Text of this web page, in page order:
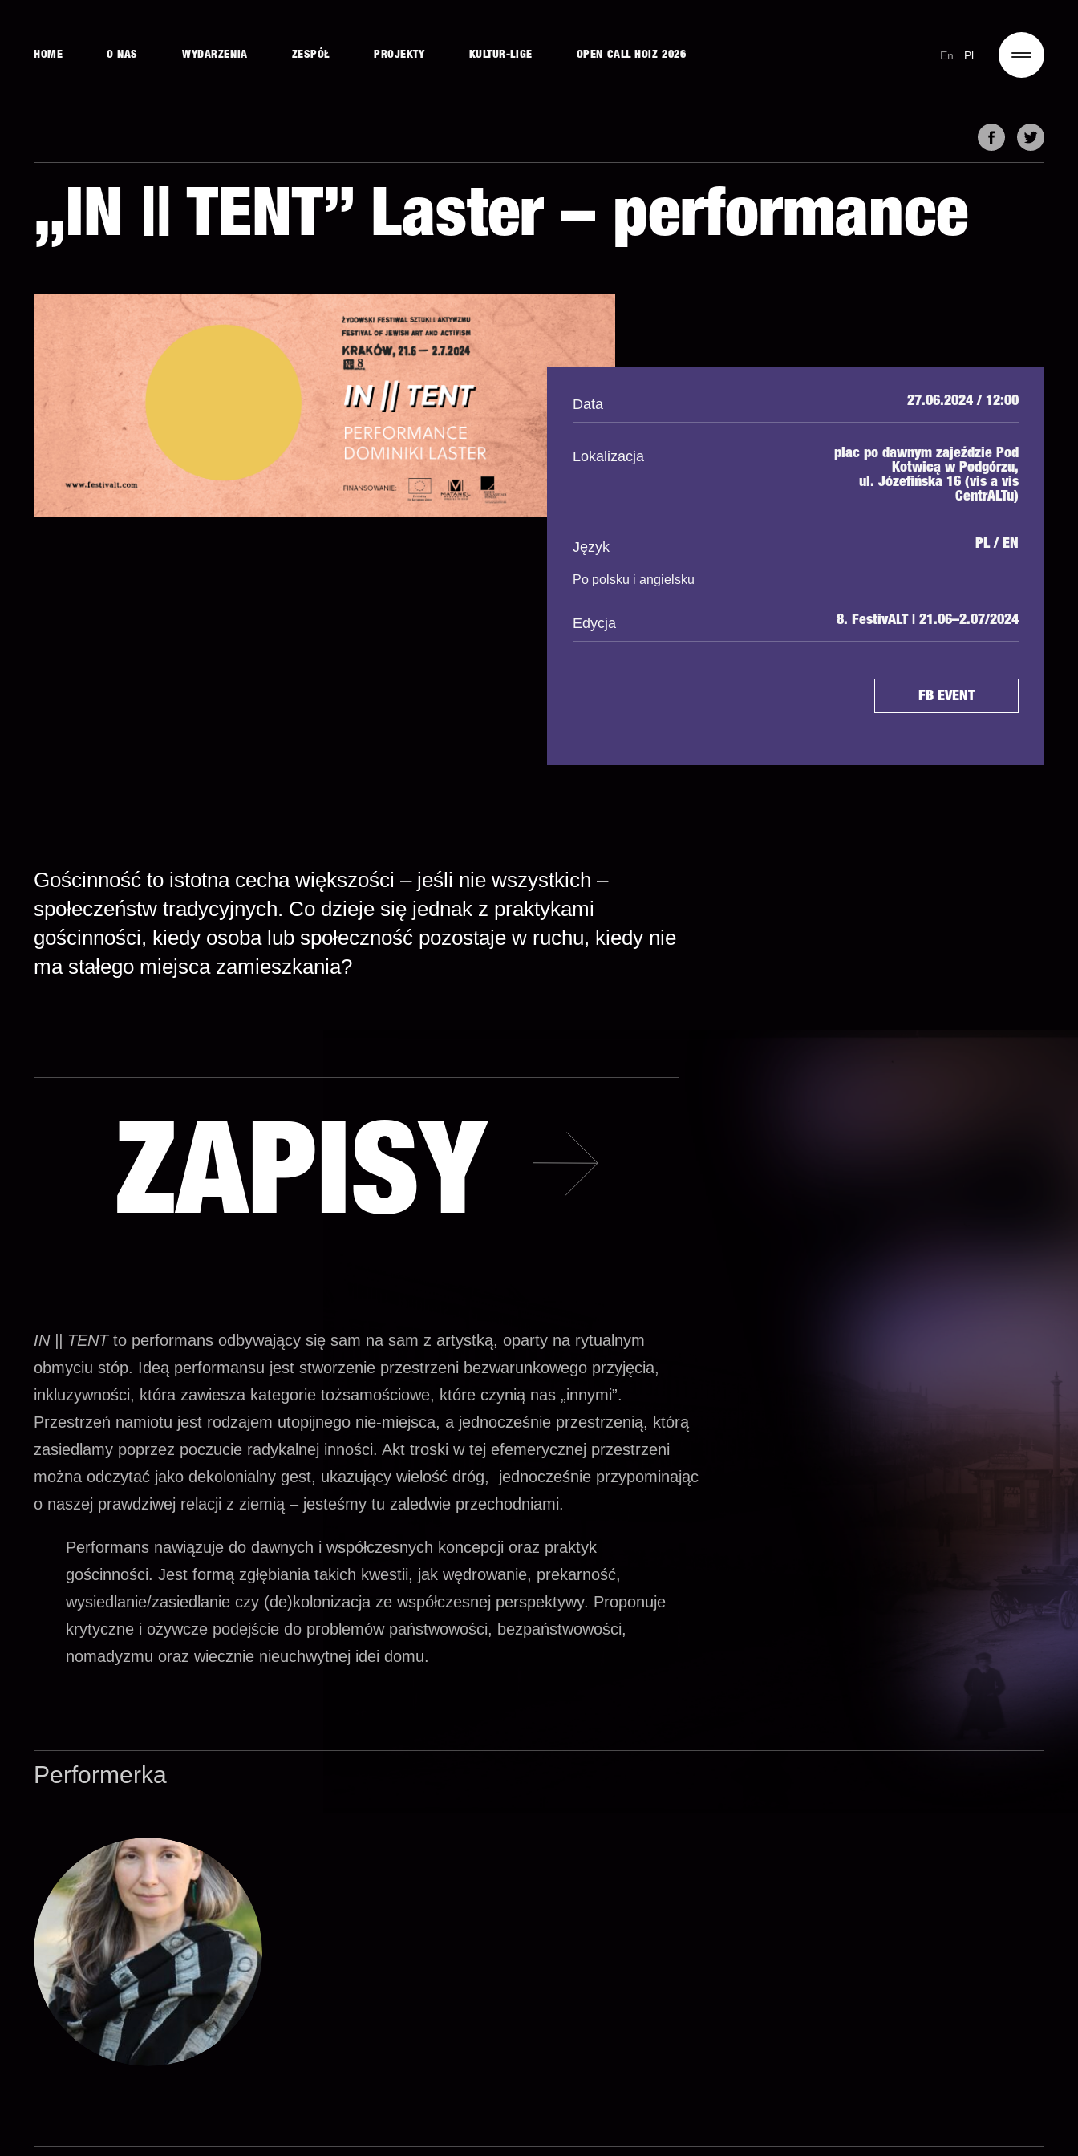
HOME O NAS WYDARZENIA ZESPÓŁ PROJEKTY KULTUR-LIGE OPEN CALL HOIZ 2026 Pl
En
„IN || TENT” Laster – performance
Data 27.06.2024 / 12:00
Lokalizacja
plac po dawnym zajeździe Pod
Kotwicą w Podgórzu,
ul. Józefińska 16 (vis a vis
CentrALTu)
Język PL / EN
Po polsku i angielsku
Edycja 8. FestivALT | 21.06–2.07/2024
FB EVENT
Gościnność to istotna cecha większości – jeśli nie wszystkich –
społeczeństw tradycyjnych. Co dzieje się jednak z praktykami
gościnności, kiedy osoba lub społeczność pozostaje w ruchu, kiedy nie
ma stałego miejsca zamieszkania?
ZAPISY
IN || TENTto performans odbywający się sam na sam z artystką, oparty na rytualnym
obmyciu stóp. Ideą performansu jest stworzenie przestrzeni bezwarunkowego przyjęcia,
inkluzywności, która zawiesza kategorie tożsamościowe, które czynią nas „innymi”.
Przestrzeń namiotu jest rodzajem utopijnego nie-miejsca, a jednocześnie przestrzenią, którą
zasiedlamy poprzez poczucie radykalnej inności. Akt troski w tej efemerycznej przestrzeni
można odczytać jako dekolonialny gest, ukazujący wielość dróg, jednocześnie przypominając
o naszej prawdziwej relacji z ziemią – jesteśmy tu zaledwie przechodniami.
Performans nawiązuje do dawnych i współczesnych koncepcji oraz praktyk
gościnności. Jest formą zgłębiania takich kwestii, jak wędrowanie, prekarność,
wysiedlanie/zasiedlanie czy (de)kolonizacja ze współczesnej perspektywy. Proponuje
krytyczne i ożywcze podejście do problemów państwowości, bezpaństwowości,
nomadyzmu oraz wiecznie nieuchwytnej idei domu.
Performerka